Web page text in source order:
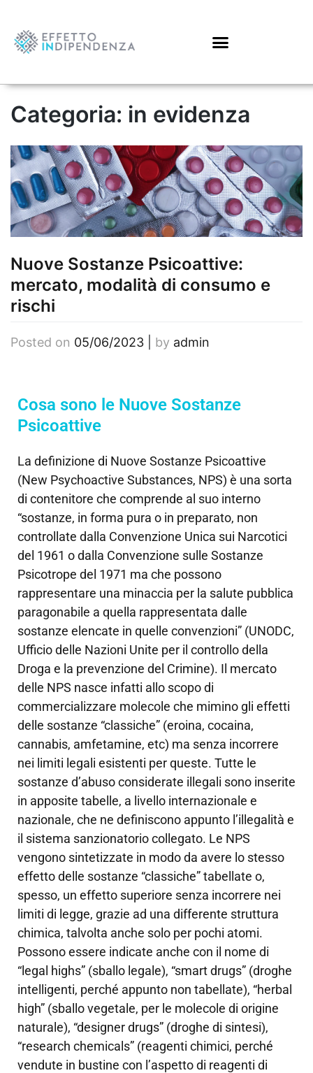
Categoria: in evidenza
Nuove Sostanze Psicoattive:
mercato, modalità di consumo e
rischi
Posted on 05/06/2023 by admin
Cosa sono le Nuove Sostanze
Psicoattive
La definizione di Nuove Sostanze Psicoattive
(New Psychoactive Substances, NPS) è una sorta
di contenitore che comprende al suo interno
“sostanze, in forma pura o in preparato, non
controllate dalla Convenzione Unica sui Narcotici
del 1961 o dalla Convenzione sulle Sostanze
Psicotrope del 1971 ma che possono
rappresentare una minaccia per la salute pubblica
paragonabile a quella rappresentata dalle
sostanze elencate in quelle convenzioni” (UNODC,
Ufficio delle Nazioni Unite per il controllo della
Droga e la prevenzione del Crimine). Il mercato
delle NPS nasce infatti allo scopo di
commercializzare molecole che mimino gli effetti
delle sostanze “classiche” (eroina, cocaina,
cannabis, amfetamine, etc) ma senza incorrere
nei limiti legali esistenti per queste. Tutte le
sostanze d’abuso considerate illegali sono inserite
in apposite tabelle, a livello internazionale e
nazionale, che ne definiscono appunto l’illegalità e
il sistema sanzionatorio collegato. Le NPS
vengono sintetizzate in modo da avere lo stesso
effetto delle sostanze “classiche” tabellate o,
spesso, un effetto superiore senza incorrere nei
limiti di legge, grazie ad una differente struttura
chimica, talvolta anche solo per pochi atomi.
Possono essere indicate anche con il nome di
“legal highs” (sballo legale), “smart drugs” (droghe
intelligenti, perché appunto non tabellate), “herbal
high” (sballo vegetale, per le molecole di origine
naturale), “designer drugs” (droghe di sintesi),
“research chemicals” (reagenti chimici, perché
vendute in bustine con l’aspetto di reagenti di